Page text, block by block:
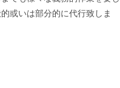
或いは部分的に代行致しま